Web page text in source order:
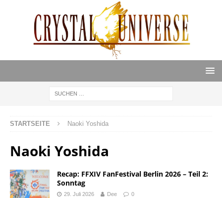
STARTSEITE Naoki Yoshida
Naoki Yoshida
Recap: FFXIV FanFestival Berlin 2026 – Teil 2:
Sonntag
29. Juli 2026 Dee 0